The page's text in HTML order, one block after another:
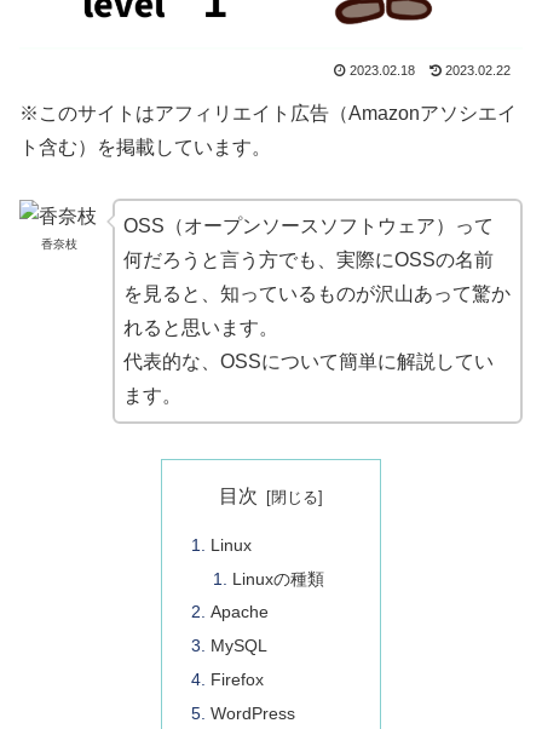
2023.02.18 2023.02.22
※このサイトはアフィリエイト広告（Amazonアソシエイ
ト含む）を掲載しています。
香奈枝
OSS（オープンソースソフトウェア）って
何だろうと言う方でも、実際にOSSの名前
を見ると、知っているものが沢山あって驚か
れると思います。
代表的な、OSSについて簡単に解説してい
ます。
目次
Linux
Linuxの種類
Apache
MySQL
Firefox
WordPress